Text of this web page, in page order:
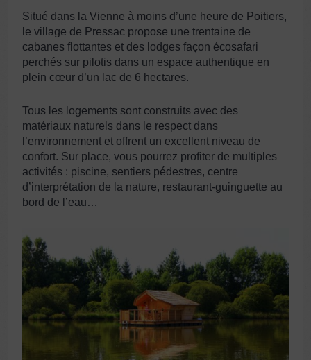
Situé dans la Vienne à moins d’une heure de Poitiers,
le village de Pressac propose une trentaine de
cabanes flottantes et des lodges façon écosafari
perchés sur pilotis dans un espace authentique en
plein cœur d’un lac de 6 hectares.
Tous les logements sont construits avec des
matériaux naturels dans le respect dans
l’environnement et offrent un excellent niveau de
confort. Sur place, vous pourrez profiter de multiples
activités : piscine, sentiers pédestres, centre
d’interprétation de la nature, restaurant-guinguette au
bord de l’eau…